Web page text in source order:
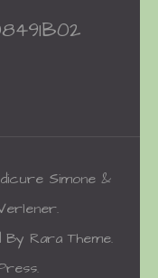
Simone &
.
By Rara Theme.
.